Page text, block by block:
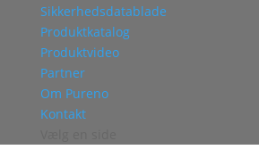
Sikkerhedsdatablade
Produktkatalog
Produktvideo
Partner
Om Pureno
Kontakt